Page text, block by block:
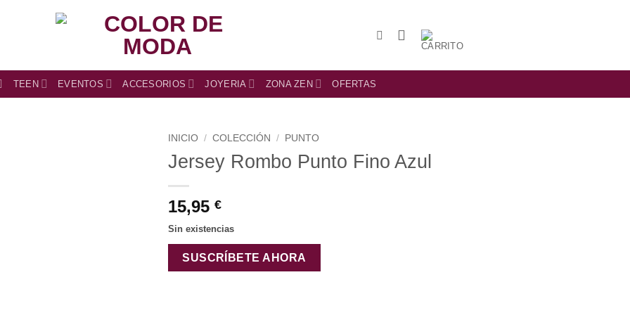
TEEN EVENTOS ACCESORIOS JOYERIA ZONA ZEN OFERTAS
INICIO / COLECCIÓN / PUNTO
Jersey Rombo Punto Fino Azul
15,95 €
Sin existencias